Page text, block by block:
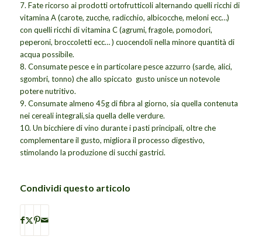
7. Fate ricorso ai prodotti ortofrutticoli alternando quelli ricchi di
vitamina A (carote, zucche, radicchio, albicocche, meloni ecc…)
con quelli ricchi di vitamina C (agrumi, fragole, pomodori,
peperoni, broccoletti ecc… ) cuocendoli nella minore quantità di
acqua possibile.
8. Consumate pesce e in particolare pesce azzurro (sarde, alici,
sgombri, tonno) che allo spiccato gusto unisce un notevole
potere nutritivo.
9. Consumate almeno 45g di fibra al giorno, sia quella contenuta
nei cereali integrali,sia quella delle verdure.
10. Un bicchiere di vino durante i pasti principali, oltre che
complementare il gusto, migliora il processo digestivo,
stimolando la produzione di succhi gastrici.
Condividi questo articolo